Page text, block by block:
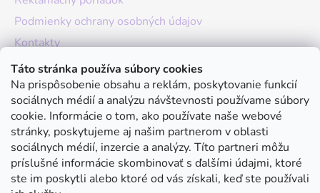
Táto stránka používa súbory cookies
Na prispôsobenie obsahu a reklám, poskytovanie funkcií
sociálnych médií a analýzu návštevnosti používame súbory
cookie. Informácie o tom, ako používate naše webové
stránky, poskytujeme aj našim partnerom v oblasti
sociálnych médií, inzercie a analýzy. Títo partneri môžu
príslušné informácie skombinovať s ďalšími údajmi, ktoré
ste im poskytli alebo ktoré od vás získali, keď ste používali
Podmienky ochrany osobných údajov
Kontakty
O nás
Hodnotenie obchodu
Moja objednávka
Instagram